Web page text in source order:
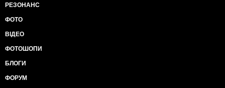
РЕЗОНАНС
ФОТО
ВІДЕО
ФОТОШОПИ
БЛОГИ
ФОРУМ